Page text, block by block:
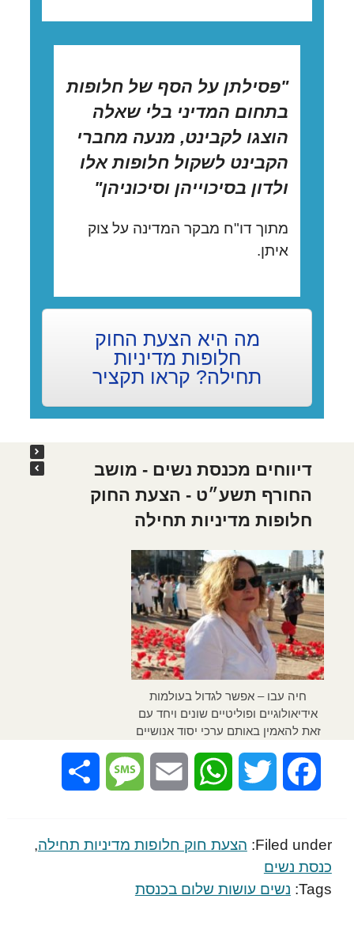
"פסילתן על הסף של חלופות
בתחום המדיני בלי שאלה
הוצגו לקבינט, מנעה מחברי
הקבינט לשקול חלופות אלו
ולדון בסיכוייהן וסיכוניהן"
מתוך דו"ח מבקר המדינה על צוק
איתן.
מה היא הצעת החוק
חלופות מדיניות
תחילה? קראו תקציר
דיווחים מכנסת נשים - מושב
החורף תשע״ט - הצעת החוק
חלופות מדיניות תחילה
חיה עבו – אפשר לגדול בעולמות
אידיאולוגיים ופוליטיים שונים ויחד עם
זאת להאמין באותם ערכי יסוד אנושיים
Facebook
Twitter
WhatsApp
Email
Message
Filed under: הצעת חוק חלופות מדיניות תחילה,
כנסת נשים
Tags: נשים עושות שלום בכנסת